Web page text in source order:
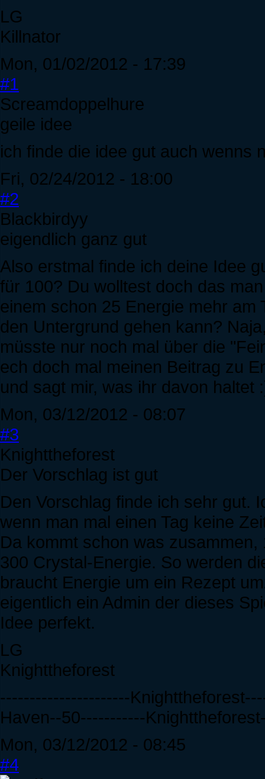
LG
Killnator
Mon, 01/02/2012 - 17:39
#1
Screamdoppelhure
geile idee
ich finde die idee gut auch wenns
Fri, 02/24/2012 - 18:00
#2
Blackbirdyy
eigendlich ganz gut
Also erstmal finde ich deine Idee
für 100? Du wolltest doch das
einem schon 25 Energie mehr am
den Untergrund gehen kann?
müsste nur noch mal über die
ech doch mal meinen Beitrag zu
und sagt mir, was ihr davon haltet
Mon, 03/12/2012 - 08:07
#3
Knighttheforest
Der Vorschlag ist gut
Den Vorschlag finde ich sehr gut.
wenn man mal einen Tag keine
Da kommt schon was
300 Crystal-Energie. So werden
braucht Energie um ein Rezept
eigentlich ein Admin der dieses
Idee perfekt.
LG
Knighttheforest
----------------------
Haven--50-----------
Mon, 03/12/2012 - 08:45
#4